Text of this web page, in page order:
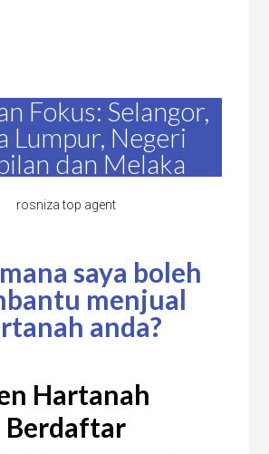
Fokus: Selangor,
Lumpur, Negeri
dan Melaka
rosniza top agent
saya boleh
menjual
anda?
Hartanah
Berdaftar